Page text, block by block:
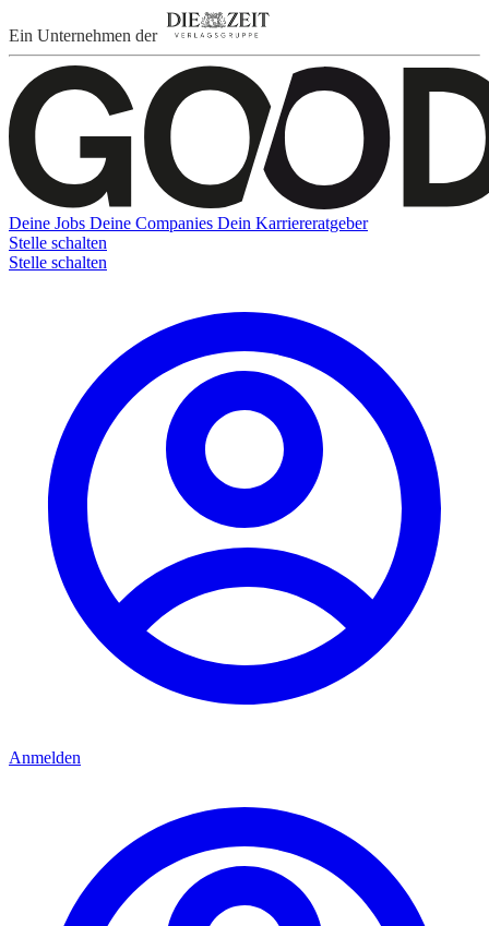
Ein Unternehmen der
Deine Jobs Deine Companies Dein Karriereratgeber
Stelle schalten
Stelle schalten
Anmelden